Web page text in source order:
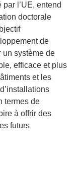
l’UE, entend
doctorale
de
un système de
efficace et plus
et les
termes de
à offrir des
futurs